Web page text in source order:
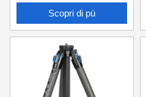
Scopri di pù